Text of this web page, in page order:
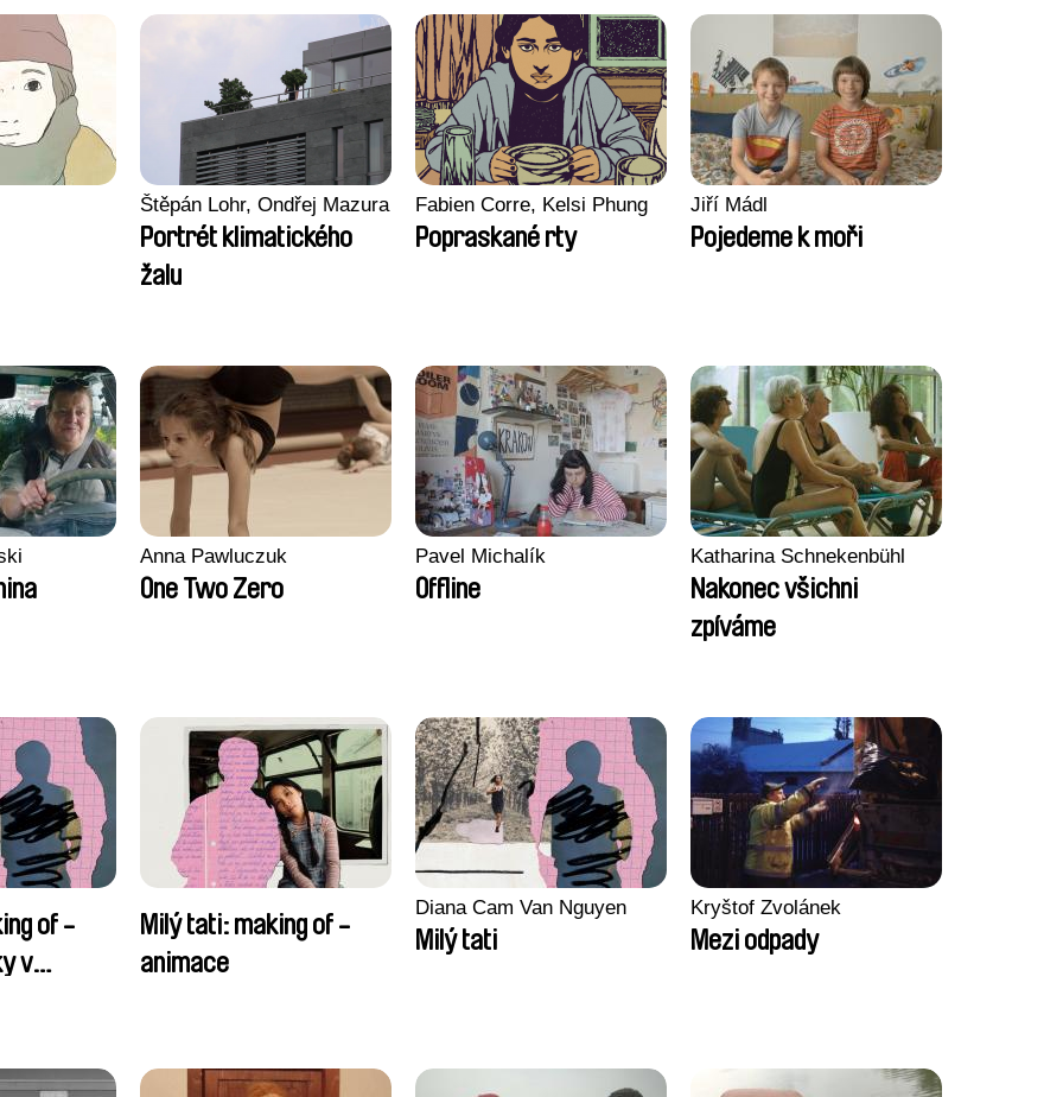
Štěpán Lohr, Ondřej Mazura
Portrét klimatického
žalu
Fabien Corre, Kelsi Phung
Popraskané rty
Jiří Mádl
Pojedeme k moři
Anna Pawluczuk
One Two Zero
Pavel Michalík
Offline
Katharina Schnekenbühl
Nakonec všichni
zpíváme
of -
v
Milý tati: making of -
animace
Diana Cam Van Nguyen
Milý tati
Kryštof Zvolánek
Mezi odpady